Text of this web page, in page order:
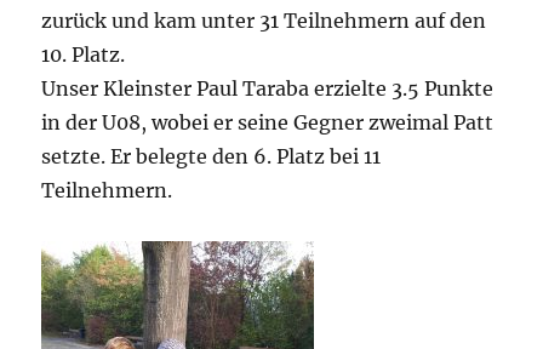
zurück und kam unter 31 Teilnehmern auf den
10. Platz.
Unser Kleinster Paul Taraba erzielte 3.5 Punkte
in der U08, wobei er seine Gegner zweimal Patt
setzte. Er belegte den 6. Platz bei 11
Teilnehmern.